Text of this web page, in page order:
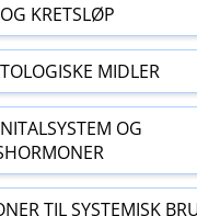
KRETSLØP
MIDLER
OG
TIL SYSTEMISK